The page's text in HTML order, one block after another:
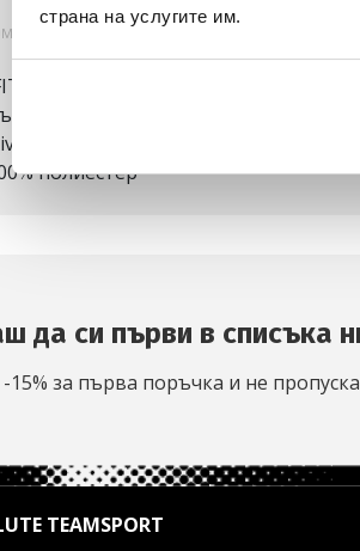
страна на услугите им.
е високотехнологична
се изпарява. В резултат на
F.C.
полиестер
да си първи в списъка
15% за първа поръчка и не
TEAMSPORT